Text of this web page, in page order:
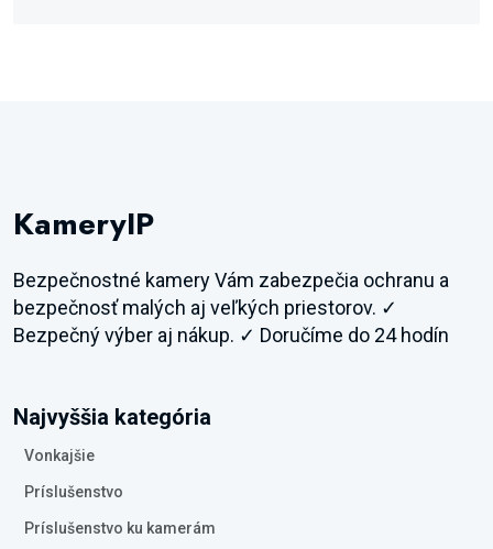
KameryIP
Bezpečnostné kamery Vám zabezpečia ochranu a
bezpečnosť malých aj veľkých priestorov. ✓
Bezpečný výber aj nákup. ✓ Doručíme do 24 hodín
Najvyššia kategória
Vonkajšie
Príslušenstvo
Príslušenstvo ku kamerám